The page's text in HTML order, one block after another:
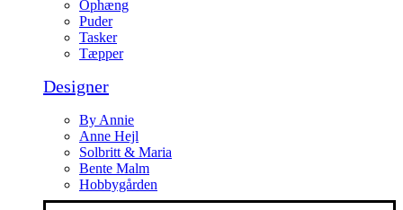
Ophæng
Puder
Tasker
Tæpper
Designer
By Annie
Anne Hejl
Solbritt & Maria
Bente Malm
Hobbygården